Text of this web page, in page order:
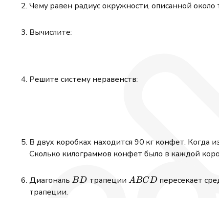
Чему равен радиус окружности, описанной около
Вычислите:
Решите систему неравенств:
В двух коробках находится 90 кг конфет. Когда
Сколько килограммов конфет было в каждой
Диагональ BD
BD трапеции ABCD
ABCD пересекает
трапеции.